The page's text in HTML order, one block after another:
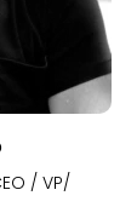
/ VP/